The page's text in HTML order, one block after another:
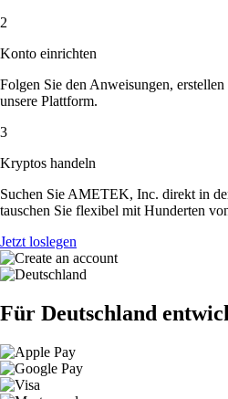
2
Konto einrichten
Folgen Sie den Anweisungen,
unsere Plattform.
3
Kryptos handeln
Suchen Sie AMETEK, Inc. direkt in
tauschen Sie flexibel mit Hunderten
Jetzt loslegen
Für Deutschland